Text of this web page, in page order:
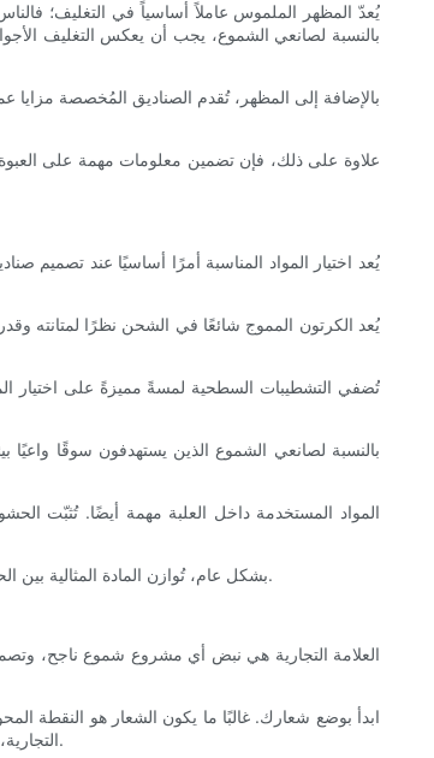
يُعدّ المظهر الملموس عاملاً أساسياً في التغليف؛
بالنسبة لصانعي الشموع، يجب أن يعكس التغليف
بالإضافة إلى المظهر، تُقدم الصناديق المُخصصة
علاوة على ذلك، فإن تضمين معلومات مهمة على
يُعد اختيار المواد المناسبة أمرًا أساسيًا عند تصميم
يُعد الكرتون المموج شائعًا في الشحن نظرًا لمتانته
تُضفي التشطيبات السطحية لمسةً مميزةً على اختيار
بالنسبة لصانعي الشموع الذين يستهدفون سوقًا واعيًا
المواد المستخدمة داخل العلبة مهمة أيضًا. تُثبّت
بشكل عام، تُوازن المادة المثالية بين الحماية والجمال والتكلفة والتأثير البيئي. يُنصح بطلب عينات من الموردين وإجراء اختبارات عملية على شموعكم لضمان تلبية التغليف لتوقعاتكم من حيث الجودة والمظهر.
العلامة التجارية هي نبض أي مشروع شموع ناجح،
ابدأ بوضع شعارك. غالبًا ما يكون الشعار هو النقطة
التجارية، يمكن أن يخلق تجربة بصرية متماسكة. على سبيل المثال، إذا كانت علامتك التجارية مستوحاة من الطبيعة، فإن دمج زخارف الأوراق أو الألوان الترابية يعزز هذه الهوية.